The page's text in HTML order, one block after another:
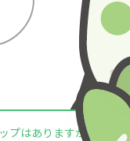
プはありますか？